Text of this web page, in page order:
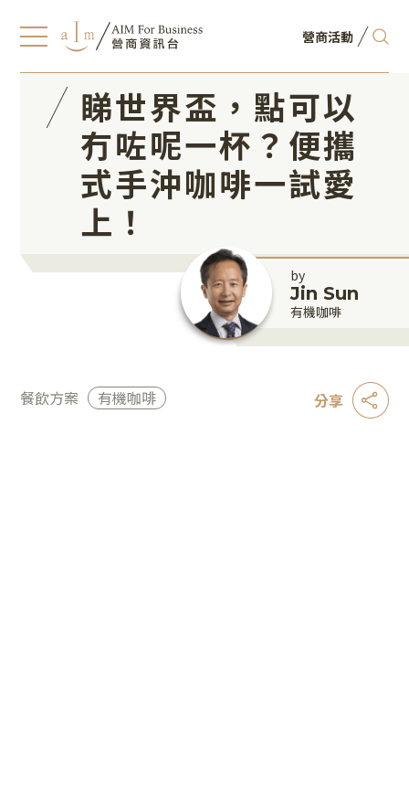
營商活動
睇世界盃，點可以
冇咗呢一杯？便攜
式手沖咖啡️一試愛
上！
by
Jin Sun
有機咖啡
餐飲方案 有機咖啡 分享